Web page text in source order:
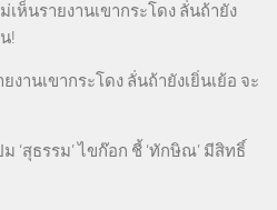
เห็นรายงานเขากระโดง ลั่นถ้ายัง
!
งานเขากระโดง ลั่นถ้ายังเยิ่นเย้อ จะ
ม ‘สุธรรม’ ไขก๊อก ชี้ ‘ทักษิณ’ มีสิทธิ์